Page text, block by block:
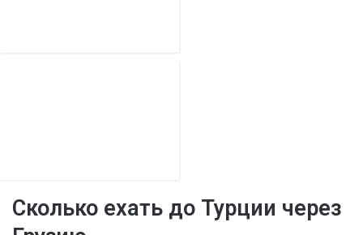
Сколько ехать до Турции через